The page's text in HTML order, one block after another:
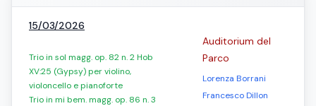
15/03/2026
Trio in sol magg. op. 82 n. 2 Hob
XV:25 (Gypsy) per violino,
violoncello e pianoforte
Trio in mi bem. magg. op. 86 n. 3
Auditorium del
Parco
Lorenza Borrani
Francesco Dillon